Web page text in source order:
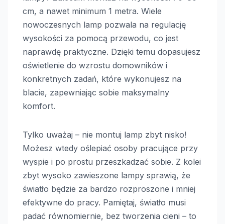
cm, a nawet minimum 1 metra. Wiele
nowoczesnych lamp pozwala na regulację
wysokości za pomocą przewodu, co jest
naprawdę praktyczne. Dzięki temu dopasujesz
oświetlenie do wzrostu domowników i
konkretnych zadań, które wykonujesz na
blacie, zapewniając sobie maksymalny
komfort.
Tylko uważaj – nie montuj lamp zbyt nisko!
Możesz wtedy oślepiać osoby pracujące przy
wyspie i po prostu przeszkadzać sobie. Z kolei
zbyt wysoko zawieszone lampy sprawią, że
światło będzie za bardzo rozproszone i mniej
efektywne do pracy. Pamiętaj, światło musi
padać równomiernie, bez tworzenia cieni – to